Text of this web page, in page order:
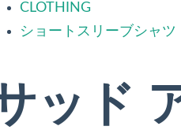
CLOTHING
ショートスリーブシャツ
ッド